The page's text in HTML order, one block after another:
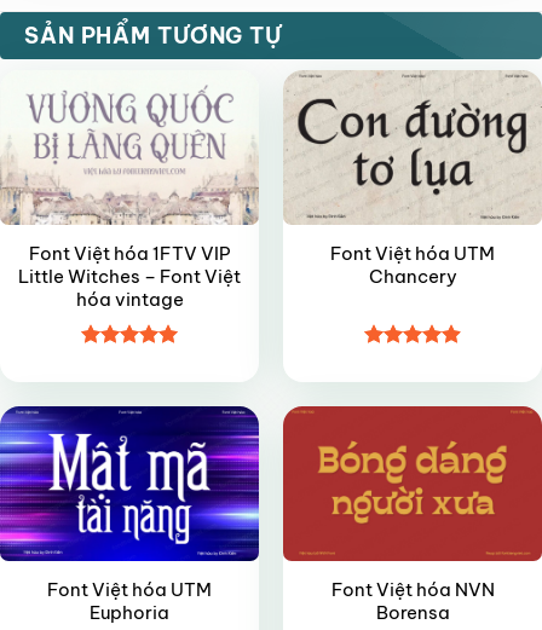
SẢN PHẨM TƯƠNG TỰ
VIP
Font Việt hóa 1FTV VIP
Little Witches – Font Việt
hóa vintage
hạng4.95
5 sao
Font Việt hóa UTM
Chancery
hạng4.95
sao
Font Việt hóa UTM
Euphoria
Font Việt hóa NVN
Borensa